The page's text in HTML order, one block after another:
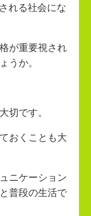
れる社会にな
が重要視され
うか。
切です。
おくことも大
ニケーション
普段の生活で